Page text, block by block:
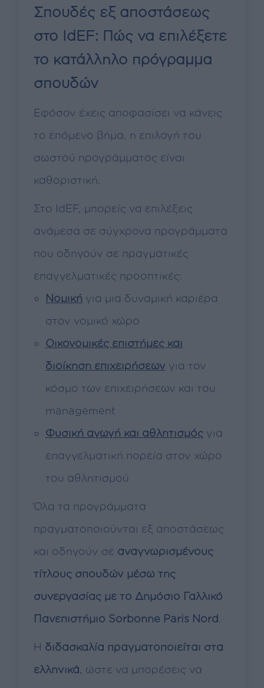
Σπουδές εξ αποστάσεως
στο IdEF: Πώς να επιλέξετε
το κατάλληλο πρόγραμμα
σπουδών
Εφόσον έχεις αποφασίσει να κάνεις
το επόμενο βήμα, η επιλογή του
σωστού προγράμματος είναι
καθοριστική.
Στο IdEF, μπορείς να επιλέξεις
ανάμεσα σε σύγχρονα προγράμματα
που οδηγούν σε πραγματικές
επαγγελματικές προοπτικές:
Νομική για μια δυναμική καριέρα
στον νομικό χώρο
Οικονομικές επιστήμες και
διοίκηση επιχειρήσεων για τον
κόσμο των επιχειρήσεων και του
management
Φυσική αγωγή και αθλητισμός για
επαγγελματική πορεία στον χώρο
του αθλητισμού
Όλα τα προγράμματα
πραγματοποιούνται εξ αποστάσεως
και οδηγούν σε αναγνωρισμένους
τίτλους σπουδών μέσω της
συνεργασίας με το Δημόσιο Γαλλικό
Πανεπιστήμιο Sorbonne Paris Nord
Η διδασκαλία πραγματοποιείται στα
ελληνικά , ώστε να μπορέσεις να